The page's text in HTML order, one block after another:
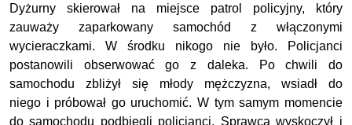
Dyżurny skierował na miejsce patrol policyjny, który
zauważy zaparkowany samochód z włączonymi
wycieraczkami. W środku nikogo nie było. Policjanci
postanowili obserwować go z daleka. Po chwili do
samochodu zbliżył się młody mężczyzna, wsiadł do
niego i próbował go uruchomić. W tym samym momencie
do samochodu podbiegli policjanci. Sprawca wyskoczył i